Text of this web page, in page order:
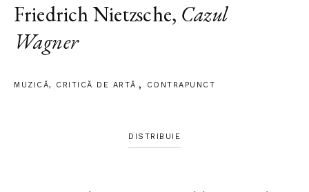
Friedrich Nietzsche, Cazul
Wagner
MUZICĂ, CRITICĂ DE ARTĂ CONTRAPUNCT
DISTRIBUIE